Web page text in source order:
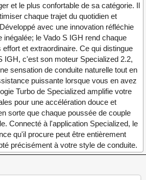
et le plus confortable de sa catégorie. Il
chaque trajet du quotidien et
avec une innovation réfléchie
inégalée; le Vado S IGH rend chaque
effort et extraordinaire. Ce qui distingue
IGH, c'est son moteur Specialized 2.2,
sensation de conduite naturelle tout en
puissante lorsque vous en avez
Turbo de Specialized amplifie votre
pour une accélération douce et
sorte que chaque poussée de couple
Connecté à l'application Specialized, le
qu'il procure peut être entièrement
précisément à votre style de conduite.